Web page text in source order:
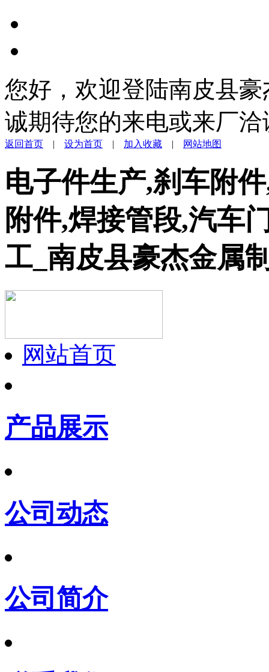
您好，欢迎登陆南皮县
诚期待您的来电或来厂洽
返回首页 | 设为首页 | 加入收藏 | 网站地图
电子件生产,刹车附
附件,焊接管段,汽车
工_南皮县豪杰金属
网站首页
产品展示
公司动态
公司简介